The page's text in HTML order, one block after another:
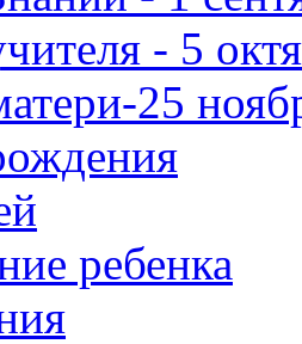
- 5
25
ребенка